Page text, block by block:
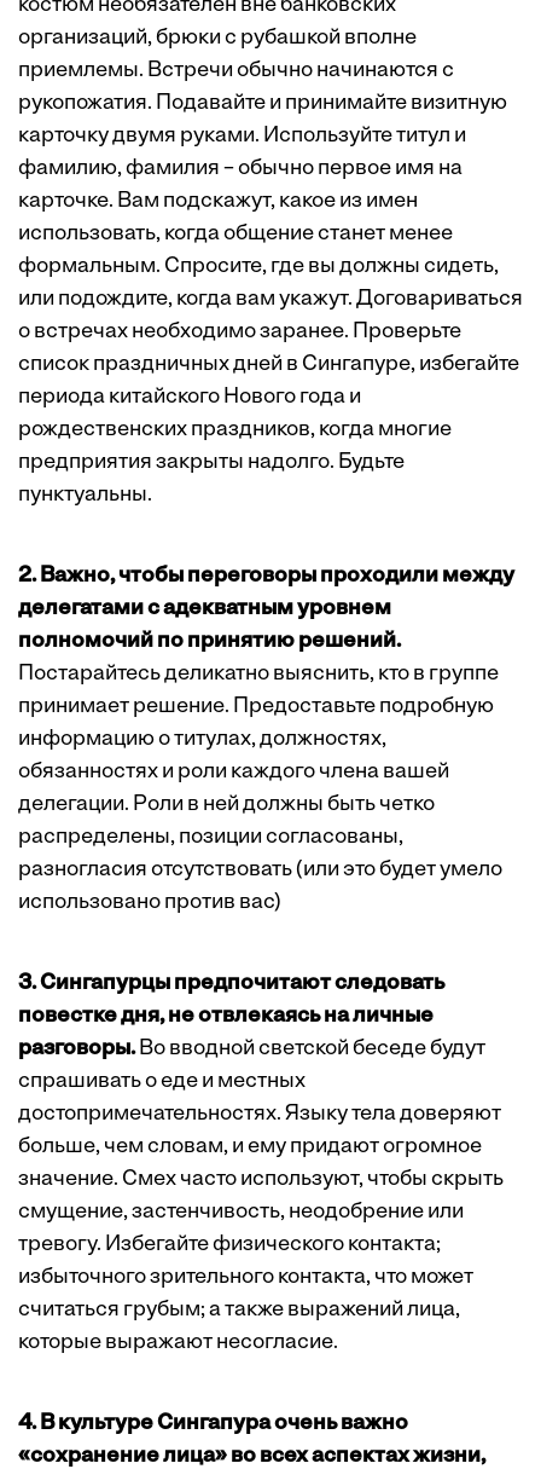
костюм необязателен вне банковских
организаций, брюки с рубашкой вполне
приемлемы. Встречи обычно начинаются с
рукопожатия. Подавайте и принимайте визитную
карточку двумя руками. Используйте титул и
фамилию, фамилия – обычно первое имя на
карточке. Вам подскажут, какое из имен
использовать, когда общение станет менее
формальным. Спросите, где вы должны сидеть,
или подождите, когда вам укажут. Договариваться
о встречах необходимо заранее. Проверьте
список праздничных дней в Сингапуре, избегайте
периода китайского Нового года и
рождественских праздников, когда многие
предприятия закрыты надолго. Будьте
пунктуальны.
2. Важно, чтобы переговоры проходили между
делегатами с адекватным уровнем
полномочий по принятию решений.
Постарайтесь деликатно выяснить, кто в группе
принимает решение. Предоставьте подробную
информацию о титулах, должностях,
обязанностях и роли каждого члена вашей
делегации. Роли в ней должны быть четко
распределены, позиции согласованы,
разногласия отсутствовать (или это будет умело
использовано против вас)
3. Сингапурцы предпочитают следовать
повестке дня, не отвлекаясь на личные
разговоры.Во вводной светской беседе будут
спрашивать о еде и местных
достопримечательностях. Языку тела доверяют
больше, чем словам, и ему придают огромное
значение. Смех часто используют, чтобы скрыть
смущение, застенчивость, неодобрение или
тревогу. Избегайте физического контакта;
избыточного зрительного контакта, что может
считаться грубым; а также выражений лица,
которые выражают несогласие.
4. В культуре Сингапура очень важно
«сохранение лица» во всех аспектах жизни,